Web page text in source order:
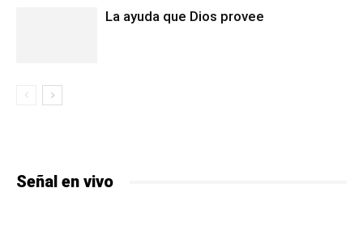
La ayuda que Dios provee
Señal en vivo